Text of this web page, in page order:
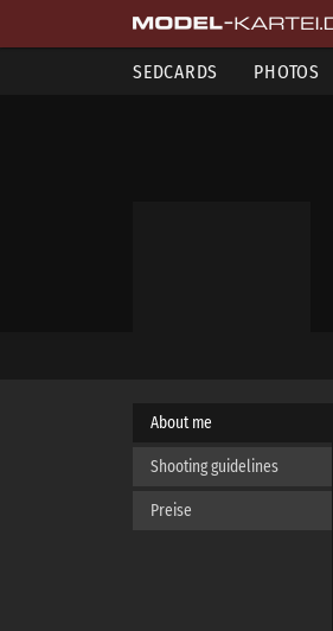
SEDCARDS PHOTOS
About me
Shooting guidelines
Preise